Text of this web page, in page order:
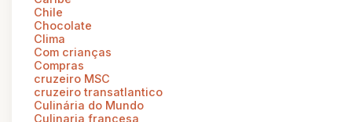
Chile
Chocolate
Clima
Com crianças
Compras
cruzeiro MSC
cruzeiro transatlantico
Culinária do Mundo
Culinaria francesa